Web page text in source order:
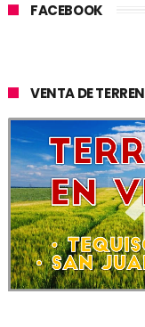
FACEBOOK
VENTA DE